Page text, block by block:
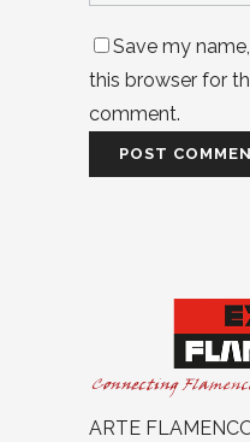
Save my
this browser for
comment.
ARTE